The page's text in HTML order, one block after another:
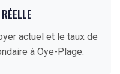
actuel et le taux de
à Oye-Plage.